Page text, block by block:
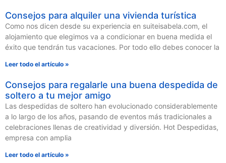
Consejos para alquiler una vivienda turística
Como nos dicen desde su experiencia en suiteisabela.com, el
alojamiento que elegimos va a condicionar en buena medida el
éxito que tendrán tus vacaciones. Por todo ello debes conocer la
Leer todo el artículo »
Consejos para regalarle una buena despedida de
soltero a tu mejor amigo
Las despedidas de soltero han evolucionado considerablemente
a lo largo de los años, pasando de eventos más tradicionales a
celebraciones llenas de creatividad y diversión. Hot Despedidas,
empresa con amplia
Leer todo el artículo »